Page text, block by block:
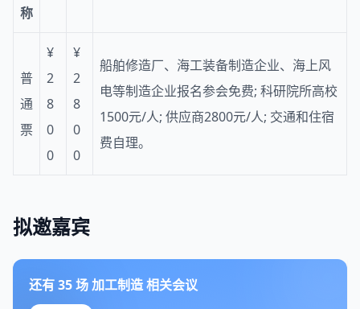
称
普
通
票
¥
2
8
0
0
¥
2
8
0
0
船舶修造厂、海工装备制造企业、海上风
电等制造企业报名参会免费; 科研院所高校
1500元/人; 供应商2800元/人; 交通和住宿
费自理。
拟邀嘉宾
还有35场加工制造相关会议